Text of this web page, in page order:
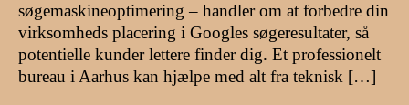
søgemaskineoptimering – handler om at forbedre din
virksomheds placering i Googles søgeresultater, så
potentielle kunder lettere finder dig. Et professionelt
bureau i Aarhus kan hjælpe med alt fra teknisk […]